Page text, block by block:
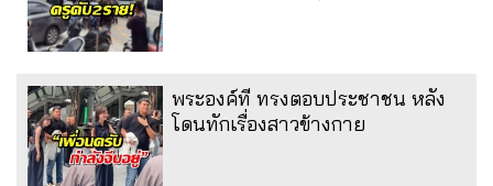
พระองค์ที ทรงตอบประชาชน หลัง
โดนทักเรื่องสาวข้างกาย